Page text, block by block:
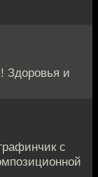
Здоровья и
с